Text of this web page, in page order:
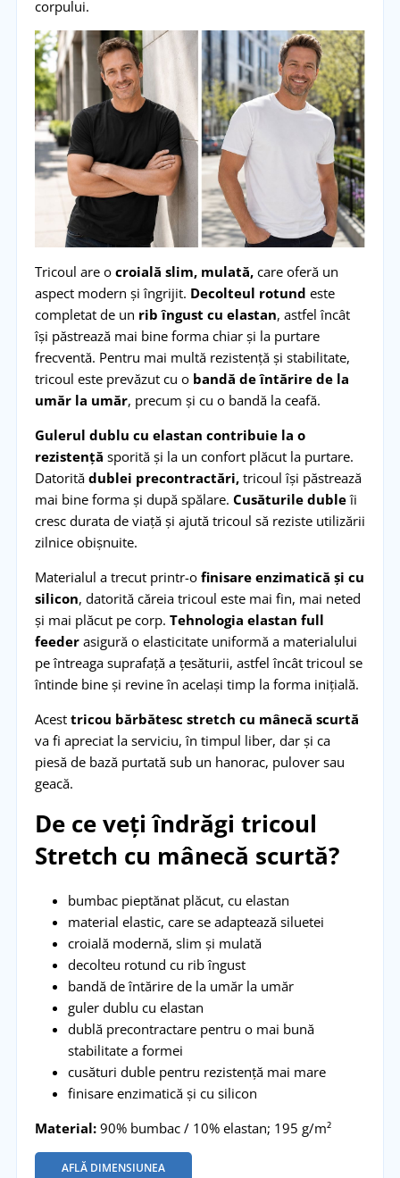
corpului.
Tricoul are o croială slim, mulată,care oferă un
aspect modern și îngrijit. Decolteul rotund este
completat de un rib îngust cu elastan, astfel încât
își păstrează mai bine forma chiar și la purtare
frecventă. Pentru mai multă rezistență și stabilitate,
tricoul este prevăzut cu o bandă de întărire de la
umăr la umăr, precum și cu o bandă la ceafă.
Gulerul dublu cu elastan contribuie la o
rezistență sporită și la un confort plăcut la purtare.
Datorită dublei precontractări,tricoul își păstrează
mai bine forma și după spălare. Cusăturile dubleîi
cresc durata de viață și ajută tricoul să reziste utilizării
zilnice obișnuite.
Materialul a trecut printr-o finisare enzimatică și cu
silicon, datorită căreia tricoul este mai fin, mai neted
și mai plăcut pe corp. Tehnologia elastan full
feederasigură o elasticitate uniformă a materialului
pe întreaga suprafață a țesăturii, astfel încât tricoul se
întinde bine și revine în același timp la forma inițială.
Acest tricou bărbătesc stretch cu mânecă scurtă
va fi apreciat la serviciu, în timpul liber, dar și ca
piesă de bază purtată sub un hanorac, pulover sau
geacă.
De ce veți îndrăgi tricoul
Stretch cu mânecă scurtă?
bumbac pieptănat plăcut, cu elastan
material elastic, care se adaptează siluetei
croială modernă, slim și mulată
decolteu rotund cu rib îngust
bandă de întărire de la umăr la umăr
guler dublu cu elastan
dublă precontractare pentru o mai bună
stabilitate a formei
cusături duble pentru rezistență mai mare
finisare enzimatică și cu silicon
Material:90% bumbac / 10% elastan; 195 g/m²
AFLĂ DIMENSIUNEA